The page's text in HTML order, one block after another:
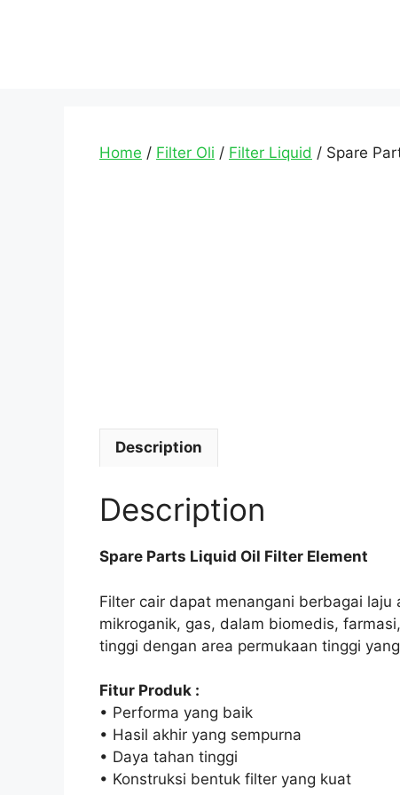
Home / Filter Oli / Filter Liquid / Spare
Description
Description
Spare Parts Liquid Oil Filter Element
Filter cair dapat menangani berbagai
mikroganik, gas, dalam biomedis,
tinggi dengan area permukaan tinggi
Fitur Produk :
• Performa yang baik
• Hasil akhir yang sempurna
• Daya tahan tinggi
• Konstruksi bentuk filter yang kuat